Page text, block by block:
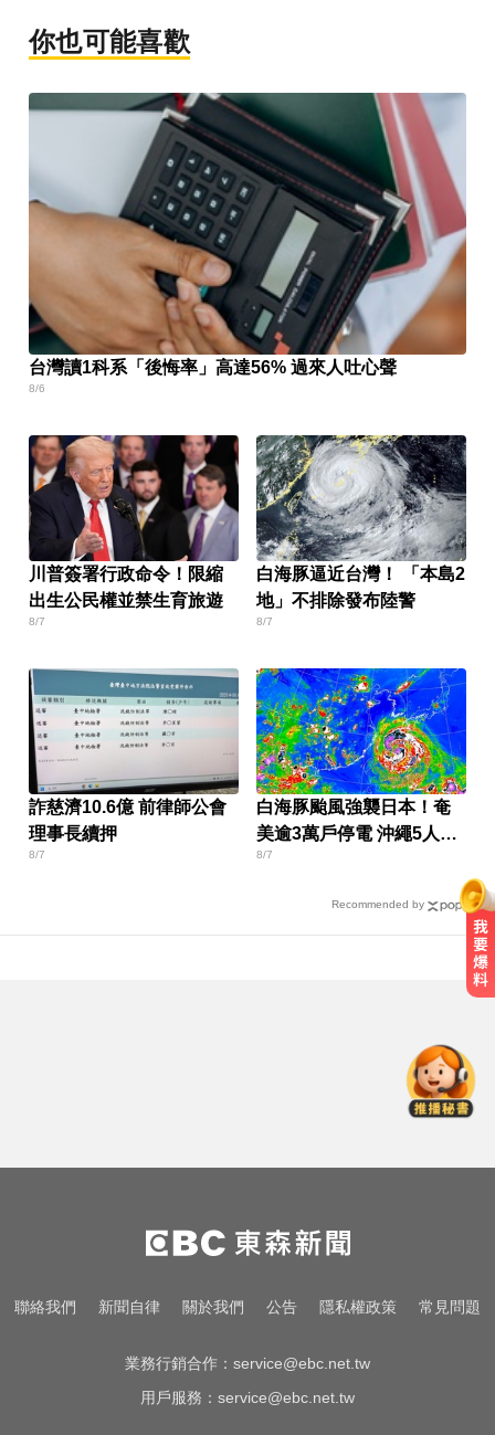
你也可能喜歡
台灣讀1科系「後悔率」高達56% 過來人吐心聲
8/6
川普簽署行政命令！限縮
出生公民權並禁生育旅遊
8/7
白海豚逼近台灣！ 「本島2
地」不排除發布陸警
8/7
詐慈濟10.6億 前律師公會
理事長續押
8/7
白海豚颱風強襲日本！奄
美逾3萬戶停電 沖繩5人受
傷
8/7
Recommended by
虹膜斷裂恐失明
金牌員工轉投李多慧！剪輯師突暴
紅狂接20業配 Joeman 認：我也會
一變天膝蓋就發癢？李祖寧自曝半
聯絡我們 新聞自律 關於我們 公告 隱私權政策 常見問題
業務行銷合作： service@ebc.net.tw
用戶服務： service@ebc.net.tw